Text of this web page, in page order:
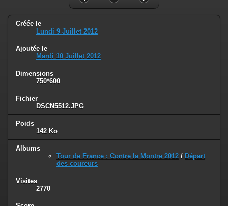
Créée le
Lundi 9 Juillet 2012
Ajoutée le
Mardi 10 Juillet 2012
Dimensions
750*600
Fichier
DSCN5512.JPG
Poids
142 Ko
Albums
Tour de France : Contre la Montre 2012 / Départ
des coureurs
Visites
2770